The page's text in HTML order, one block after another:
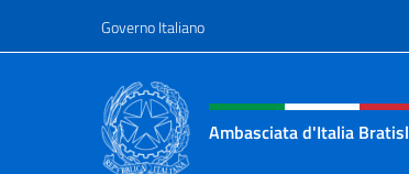
Governo Italiano
Intestazione sito,
Ambasciata d'Italia